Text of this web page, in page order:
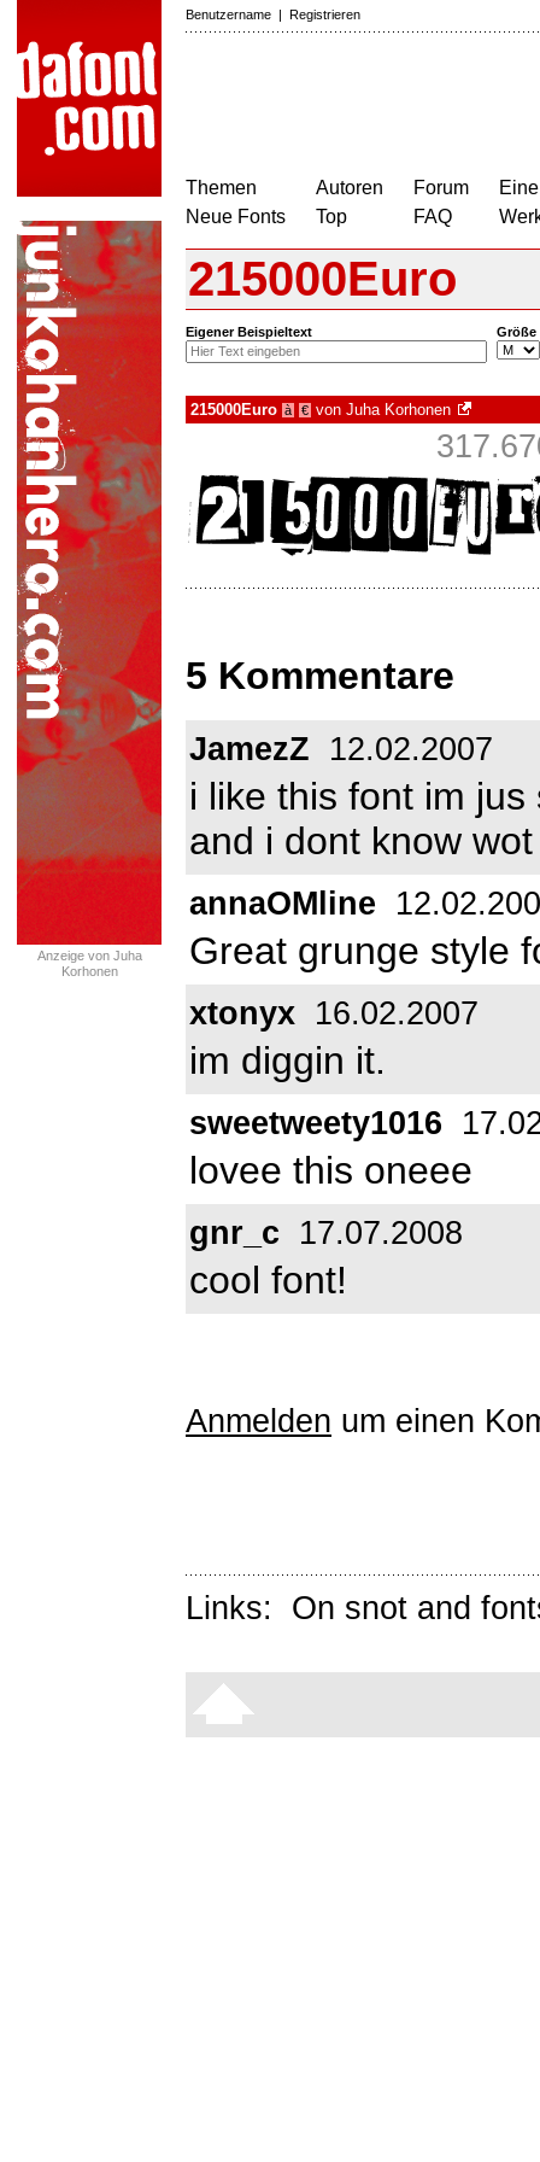
Benutzername | Registrieren
Themen
Neue Fonts
Autoren
Top
Forum
FAQ
Anzeige von Juha
Korhonen
215000Euro
Eigener Beispieltext Größe
215000Euro à € von Juha Korhonen
5 Kommentare
JamezZ 12.02.2007
i like this font im
and i dont know
annaOMline
Great grunge style
xtonyx 16.02.2007
im diggin it.
sweetweety1016
lovee this oneee
gnr_c 17.07.2008
cool font!
Anmelden um einen
Links: On snot and